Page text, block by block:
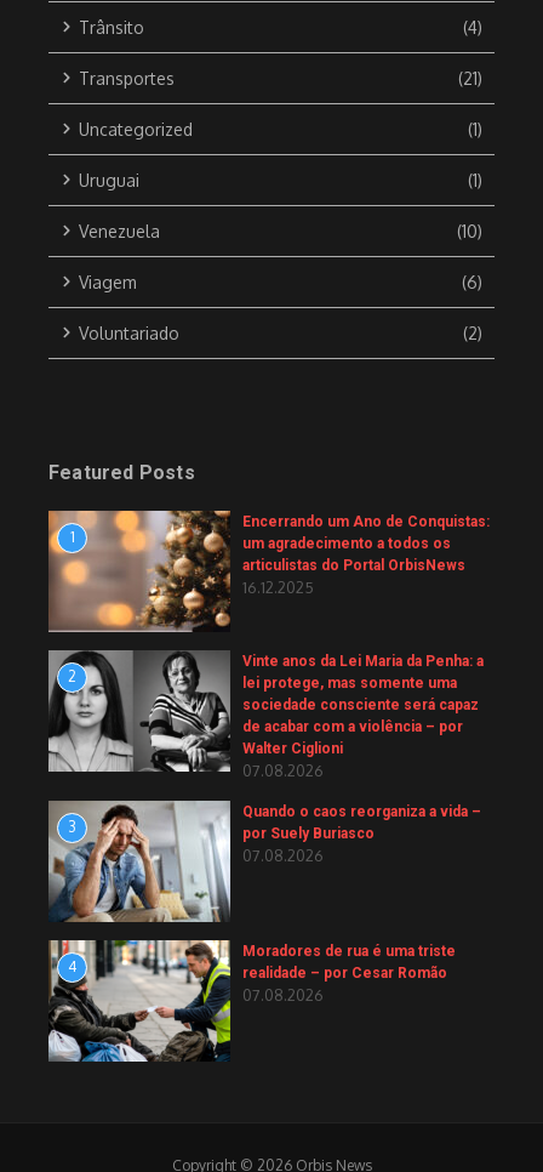
Trânsito (4)
Transportes (21)
Uncategorized (1)
Uruguai (1)
Venezuela (10)
Viagem (6)
Voluntariado (2)
Featured Posts
1
Encerrando um Ano de Conquistas:
um agradecimento a todos os
articulistas do Portal OrbisNews
16.12.2025
2
Vinte anos da Lei Maria da Penha: a
lei protege, mas somente uma
sociedade consciente será capaz
de acabar com a violência – por
Walter Ciglioni
07.08.2026
3
Quando o caos reorganiza a vida –
por Suely Buriasco
07.08.2026
4
Moradores de rua é uma triste
realidade – por Cesar Romão
07.08.2026
Copyright © 2026 Orbis News